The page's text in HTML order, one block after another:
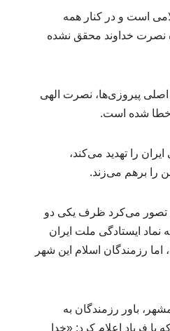
است و در کنار همه
نصرت خداوند محقق نشده
اصلی پیروزی‌ها، نصرت الهی
خطا شده است.
را تهدید می‌کند،
را برهم می‌زند.
تصور می‌کرد ظرف یکی دو
ایستادگی ملت ایران
رزمندگان اسلام این شهر
باور رزمندگان به
فریاد اعلام کرد: «خدا